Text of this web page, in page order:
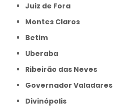
Juiz de Fora
Montes Claros
Betim
Uberaba
Ribeirão das Neves
Governador Valadares
Divinópolis